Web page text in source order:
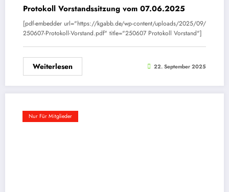
Protokoll Vorstandssitzung vom 07.06.2025
[pdf-embedder url="https://kgabb.de/wp-content/uploads/2025/09/
250607-Protokoll-Vorstand.pdf" title="250607 Protokoll Vorstand"]
Weiterlesen 22. September 2025
Nur Für Mitglieder